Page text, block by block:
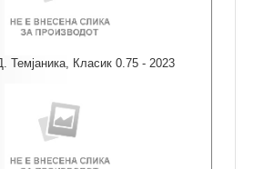
Темјаника, Класик 0.75 - 2023